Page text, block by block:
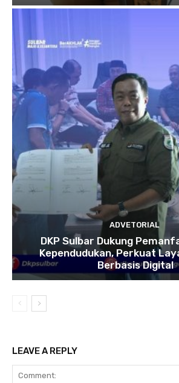
ADVETORIAL
DKP Sulbar Dukung
Kependudukan, Perkuat
Berbasis Digital
LEAVE A REPLY